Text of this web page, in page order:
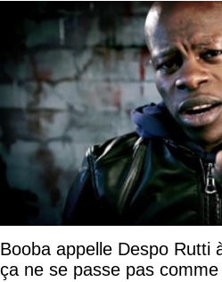
Booba appelle Despo Rutti
ça ne se passe pas